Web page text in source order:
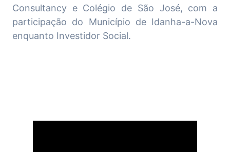
Consultancy e Colégio de São José, com a
participação do Município de Idanha-a-Nova
enquanto Investidor Social.